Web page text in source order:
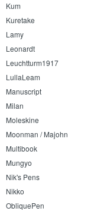
Kum
Kuretake
Lamy
Leonardt
Leuchtturm1917
LullaLeam
Manuscript
Milan
Moleskine
Moonman / Majohn
Multibook
Mungyo
Nik's Pens
Nikko
ObliquePen